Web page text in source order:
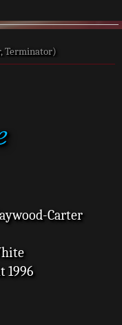
Terminator)
Carter
1996